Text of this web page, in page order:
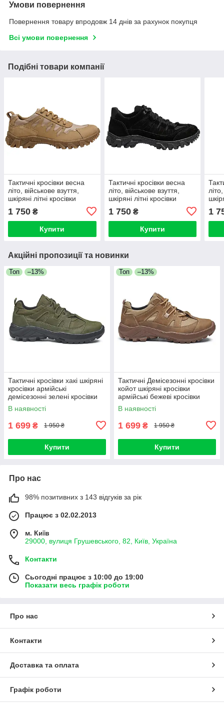
Умови повернення
Повернення товару впродовж 14 днів за рахунок покупця
Всі умови повернення
Подібні товари компанії
Тактичні кросівки весна
літо, військове взуття,
шкіряні літні кросівки
1 750 ₴
Купити
Тактичні кросівки весна
літо, військове взуття,
шкіряні літні кросівки
1 750₴
Купити
1
Акційні пропозиції та новинки
Топ –13%
Тактичні кросівки хакі шкіряні
кросівки армійські
демісезонні зелені кросівки
військові легкі
В наявності
1 699 ₴ 1 950 ₴
Купити
Топ –13%
Тактичні Демісезонні кросівки
койот шкіряні кросівки
армійські бежеві кросівки
військові на осінь
В наявності
1 699 ₴ 1 950 ₴
Купити
Про нас
98% позитивних з 143 відгуків за рік
Працює з 02.02.2013
м. Київ
29000, вулиця Грушевського, 82, Київ, Україна
Контакти
Сьогодні працює з 10:00 до 19:00
Показати весь графік роботи
Про нас
Контакти
Доставка та оплата
Графік роботи